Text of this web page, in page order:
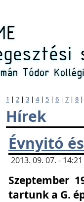
1 | 2 | 3 | 4| 5 | 6 | 7 | 8
Hírek
Évnyitó
2013. 09. 07. -
Szeptember
tartunk a G.